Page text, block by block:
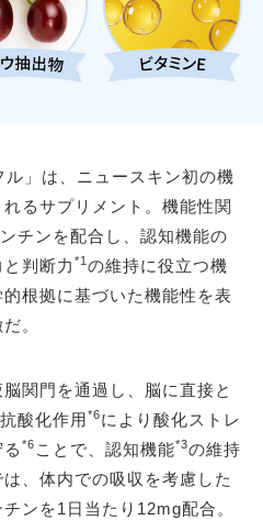
」は、ニュースキン初の機
るサプリメント。機能性関
チンを配合し、認知機能の
判断力 *1の維持に役立つ機
根拠に基づいた機能性を表
。
関門を通過し、脳に直接と
酸化作用*6により酸化ストレ
*6 ことで、認知機能*3の維持
、体内での吸収を考慮した
ンを1日当たり12mg配合。